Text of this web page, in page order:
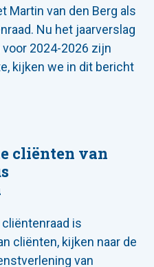
Martin van den Berg als
Nu het jaarverslag
2024-2026 zijn
kijken we in dit bericht
cliënten van
is
cliënten, kijken naar de
van